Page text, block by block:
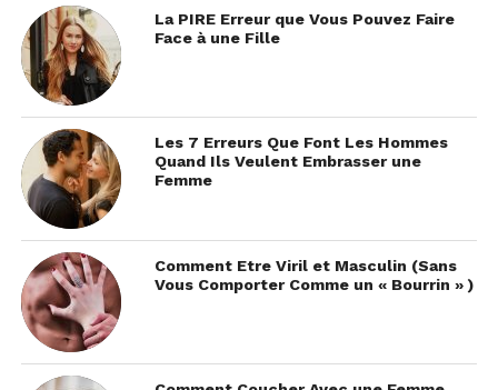
La PIRE Erreur que Vous Pouvez Faire
Face à une Fille
Les 7 Erreurs Que Font Les Hommes
Quand Ils Veulent Embrasser une
Femme
Comment Etre Viril et Masculin (Sans
Vous Comporter Comme un « Bourrin » )